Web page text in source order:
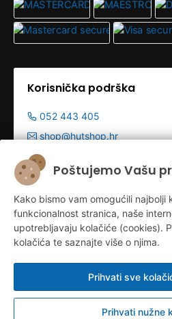
Poštujemo Vašu
Kako bismo vam omogućili najbolji
funkcionalnost stranica, naše
upotrebljavaju kolačiće (cookies).
kolačića te saznajte više o njima.
Prihvati nužne
Prihvati sve
Korisnička podrška
052 443 405
shop@hutshop.hr
Radno vrijeme:
Pon - Pet 9:00-19:00h
Sub 9:00-13:00